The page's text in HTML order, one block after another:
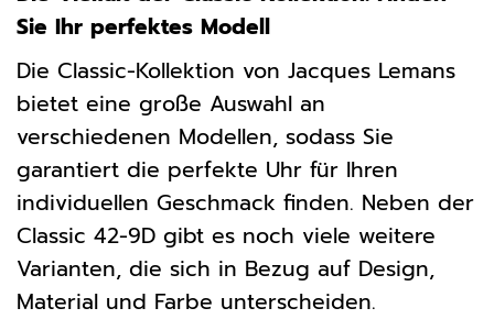
Sie Ihr perfektes Modell
Die Classic-Kollektion von Jacques Lemans
bietet eine große Auswahl an
verschiedenen Modellen, sodass Sie
garantiert die perfekte Uhr für Ihren
individuellen Geschmack finden. Neben der
Classic 42-9D gibt es noch viele weitere
Varianten, die sich in Bezug auf Design,
Material und Farbe unterscheiden.